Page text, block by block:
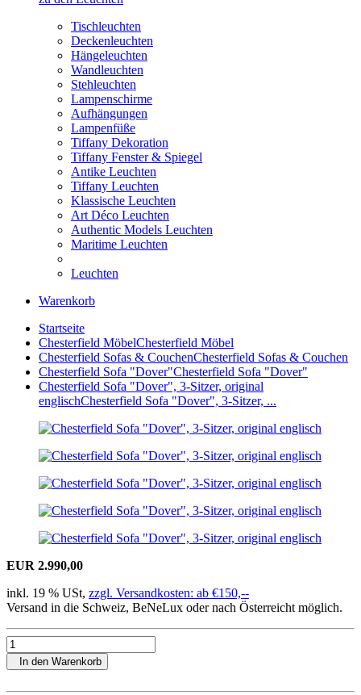
Tischleuchten
Deckenleuchten
Hängeleuchten
Wandleuchten
Stehleuchten
Lampenschirme
Aufhängungen
Lampenfüße
Tiffany Dekoration
Tiffany Fenster & Spiegel
Antike Leuchten
Tiffany Leuchten
Klassische Leuchten
Art Déco Leuchten
Authentic Models Leuchten
Maritime Leuchten
Leuchten
Warenkorb
Startseite
Chesterfield MöbelChesterfield Möbel
Chesterfield Sofas & CouchenChesterfield Sofas & Couchen
Chesterfield Sofa "Dover"Chesterfield Sofa "Dover"
Chesterfield Sofa "Dover", 3-Sitzer, original
englischChesterfield Sofa "Dover", 3-Sitzer, ...
EUR 2.990,00
inkl. 19 % USt, zzgl. Versandkosten: ab €150,--
Versand in die Schweiz, BeNeLux oder nach Österreicht möglich.
In den Warenkorb